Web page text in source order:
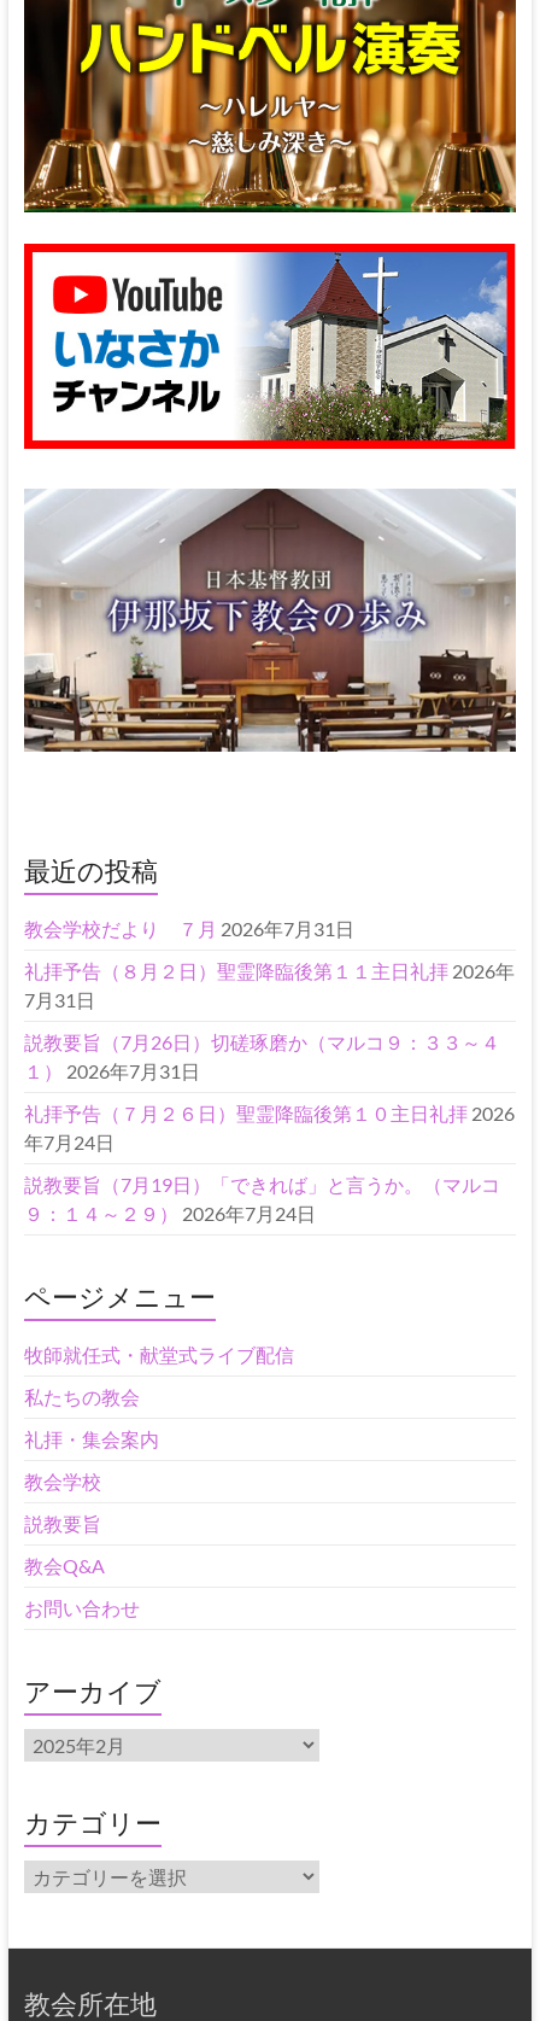
最近の投稿
教会学校だより ７月 2026年7月31日
礼拝予告（８月２日）聖霊降臨後第１１主日礼拝 2026年
7月31日
説教要旨（7月26日）切磋琢磨か（マルコ９：３３～４
１）
2026年7月31日
礼拝予告（７月２６日）聖霊降臨後第１０主日礼拝 2026
年7月24日
説教要旨（7月19日）「できれば」と言うか。（マルコ
９：１４～２９）
2026年7月24日
ページメニュー
牧師就任式・献堂式ライブ配信
私たちの教会
礼拝・集会案内
教会学校
説教要旨
教会Q&A
お問い合わせ
アーカイブ
ア
ー
イ
ブ
カテゴリー
カ
テ
教会所在地